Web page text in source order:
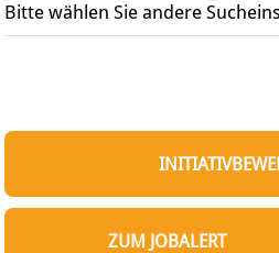
Bitte wählen Sie andere
ZUM JOBALERT